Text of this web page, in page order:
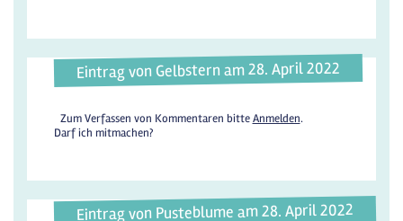
Eintrag von Gelbstern am 28. April 2022
Zum Verfassen von Kommentaren bitteAnmelden.
Darf ich mitmachen?
Eintrag von Pusteblume am 28. April 2022